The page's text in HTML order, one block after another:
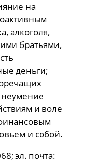
на
алкоголя,
братьями,
деньги;
и воле
и собой.
эл. почта: